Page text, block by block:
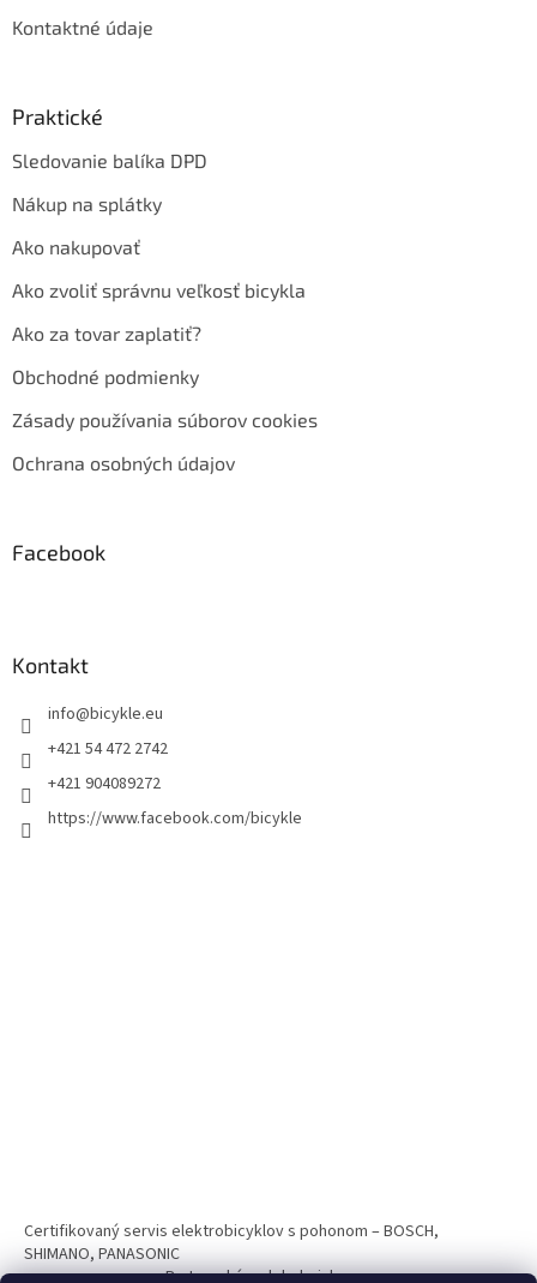
Kontaktné údaje
Praktické
Sledovanie balíka DPD
Nákup na splátky
Ako nakupovať
Ako zvoliť správnu veľkosť bicykla
Ako za tovar zaplatiť?
Obchodné podmienky
Zásady používania súborov cookies
Ochrana osobných údajov
Facebook
Kontakt
info@bicykle.eu
+421 54 472 2742
+421 904089272
https://www.facebook.com/bicykle
Certifikovaný servis elektrobicyklov s pohonom – BOSCH,
SHIMANO, PANASONIC
Partnerský web hokejshop.eu